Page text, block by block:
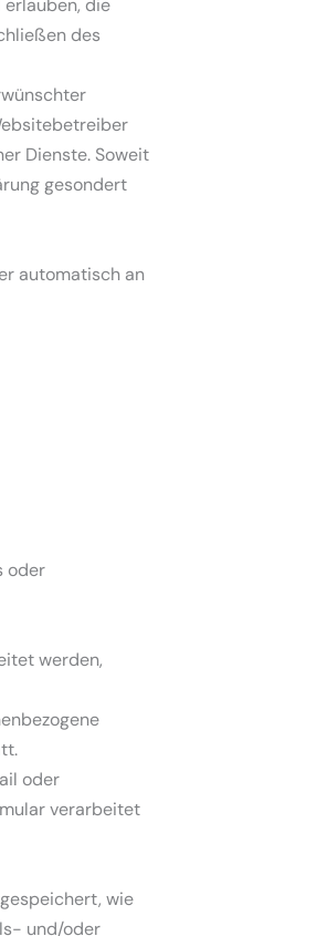
erlauben, die
des
Dienste. Soweit
gesondert
automatisch an
oder
werden,
oder
verarbeitet
wie
und/oder